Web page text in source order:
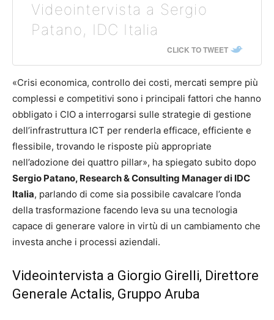
Videointervista a Sergio
Patano, IDC Italia
CLICK TO TWEET
«Crisi economica, controllo dei costi, mercati sempre più
complessi e competitivi sono i principali fattori che hanno
obbligato i CIO a interrogarsi sulle strategie di gestione
dell’infrastruttura ICT per renderla efficace, efficiente e
flessibile, trovando le risposte più appropriate
nell’adozione dei quattro pillar», ha spiegato subito dopo
Sergio Patano, Research & Consulting Manager di IDC
Italia, parlando di come sia possibile cavalcare l’onda
della trasformazione facendo leva su una tecnologia
capace di generare valore in virtù di un cambiamento che
investa anche i processi aziendali.
Videointervista a Giorgio Girelli, Direttore
Generale Actalis, Gruppo Aruba